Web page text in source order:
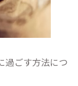
過ごす方法につ